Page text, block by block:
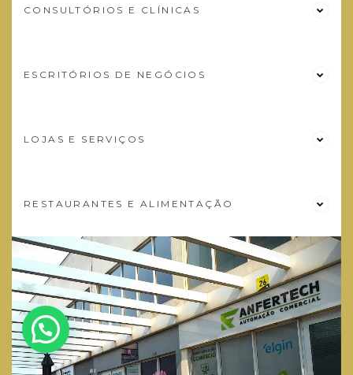
CONSULTÓRIOS E CLÍNICAS
ESCRITÓRIOS DE NEGÓCIOS
LOJAS E SERVIÇOS
RESTAURANTES E ALIMENTAÇÃO